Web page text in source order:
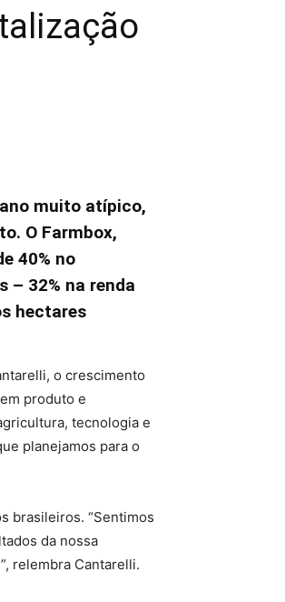
muito atípico,
O Farmbox,
40% no
– 32% na renda
hectares
o crescimento
produto e
tecnologia e
planejamos para o
brasileiros. “Sentimos
da nossa
relembra Cantarelli.